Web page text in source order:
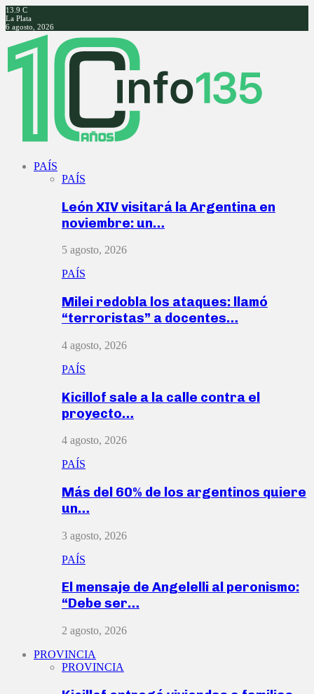
13.9 C
La Plata
6 agosto, 2026
Facebook
Twitter
Instagram
Youtube
PAÍS
PAÍS
León XIV visitará la Argentina en
noviembre: un…
5 agosto, 2026
PAÍS
Milei redobla los ataques: llamó
“terroristas” a docentes…
4 agosto, 2026
PAÍS
Kicillof sale a la calle contra el
proyecto…
4 agosto, 2026
PAÍS
Más del 60% de los argentinos quiere
un…
3 agosto, 2026
PAÍS
El mensaje de Angelelli al peronismo:
“Debe ser…
2 agosto, 2026
PROVINCIA
PROVINCIA